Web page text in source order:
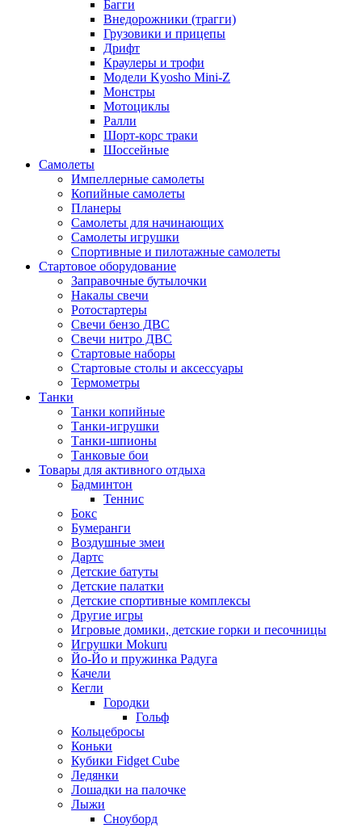
Багги
Внедорожники (трагги)
Грузовики и прицепы
Дрифт
Краулеры и трофи
Модели Kyosho Mini-Z
Монстры
Мотоциклы
Ралли
Шорт-корс траки
Шоссейные
Самолеты
Импеллерные самолеты
Копийные самолеты
Планеры
Самолеты для начинающих
Самолеты игрушки
Спортивные и пилотажные самолеты
Стартовое оборудование
Заправочные бутылочки
Накалы свечи
Ротостартеры
Свечи бензо ДВС
Свечи нитро ДВС
Стартовые наборы
Стартовые столы и аксессуары
Термометры
Танки
Танки копийные
Танки-игрушки
Танки-шпионы
Танковые бои
Товары для активного отдыха
Бадминтон
Теннис
Бокс
Бумеранги
Воздушные змеи
Дартс
Детские батуты
Детские палатки
Детские спортивные комплексы
Другие игры
Игровые домики, детские горки и песочницы
Игрушки Mokuru
Йо-Йо и пружинка Радуга
Качели
Кегли
Городки
Гольф
Кольцебросы
Коньки
Кубики Fidget Cube
Ледянки
Лошадки на палочке
Лыжи
Сноуборд